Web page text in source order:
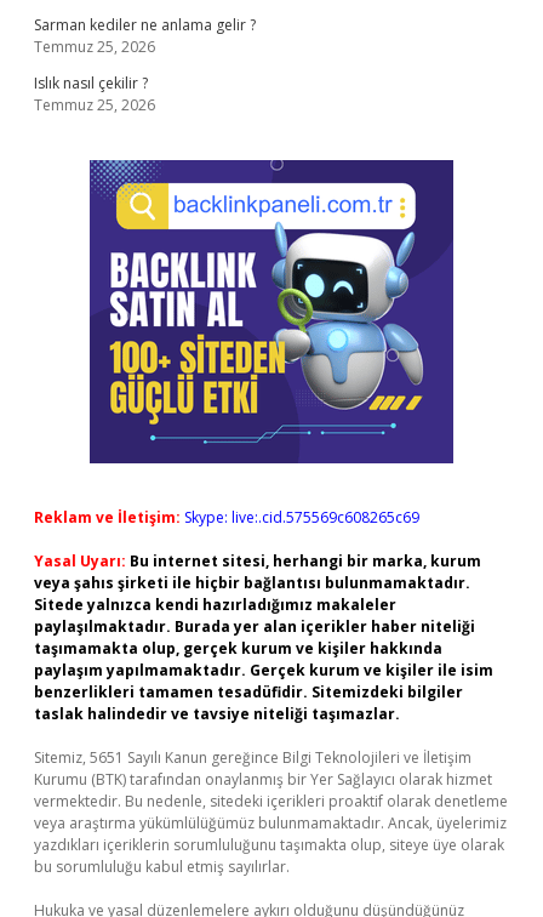
Sarman kediler ne anlama gelir ?
Temmuz 25, 2026
Islık nasıl çekilir ?
Temmuz 25, 2026
Reklam ve İletişim: Skype: live:.cid.575569c608265c69
Yasal Uyarı: Bu internet sitesi, herhangi bir marka, kurum
veya şahıs şirketi ile hiçbir bağlantısı bulunmamaktadır.
Sitede yalnızca kendi hazırladığımız makaleler
paylaşılmaktadır. Burada yer alan içerikler haber niteliği
taşımamakta olup, gerçek kurum ve kişiler hakkında
paylaşım yapılmamaktadır. Gerçek kurum ve kişiler ile isim
benzerlikleri tamamen tesadüfidir. Sitemizdeki bilgiler
taslak halindedir ve tavsiye niteliği taşımazlar.
Sitemiz, 5651 Sayılı Kanun gereğince Bilgi Teknolojileri ve İletişim
Kurumu (BTK) tarafından onaylanmış bir Yer Sağlayıcı olarak hizmet
vermektedir. Bu nedenle, sitedeki içerikleri proaktif olarak denetleme
veya araştırma yükümlülüğümüz bulunmamaktadır. Ancak, üyelerimiz
yazdıkları içeriklerin sorumluluğunu taşımakta olup, siteye üye olarak
bu sorumluluğu kabul etmiş sayılırlar.
Hukuka ve yasal düzenlemelere aykırı olduğunu düşündüğünüz